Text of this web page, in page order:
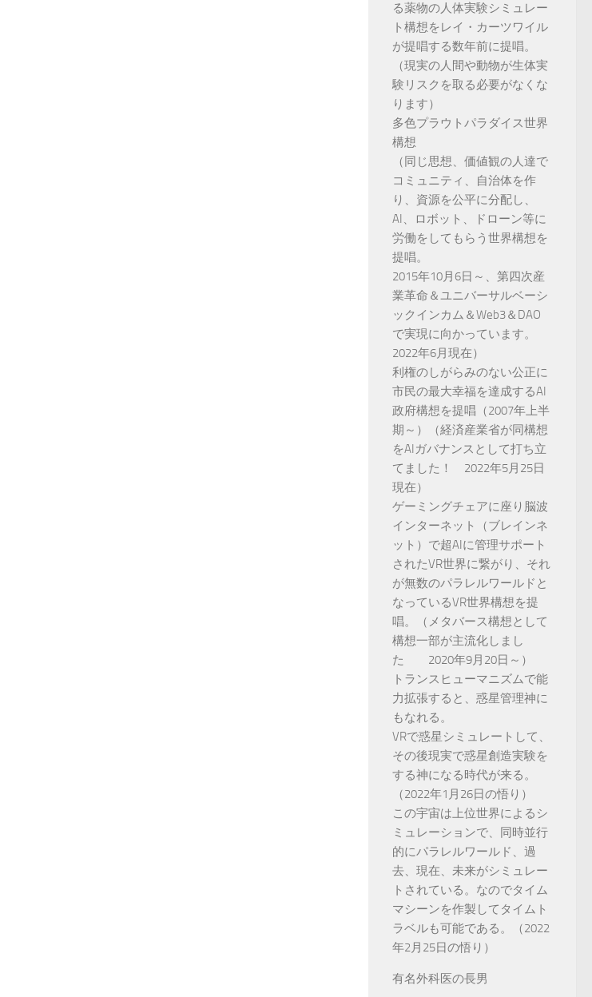
る薬物の人体実験シミュレー
ト構想をレイ・カーツワイル
が提唱する数年前に提唱。
（現実の人間や動物が生体実
験リスクを取る必要がなくな
ります）
多色プラウトパラダイス世界
構想
（同じ思想、価値観の人達で
コミュニティ、自治体を作
り、資源を公平に分配し、
AI、ロボット、ドローン等に
労働をしてもらう世界構想を
提唱。
2015年10月6日～、第四次産
業革命＆ユニバーサルベーシ
ックインカム＆Web3＆DAO
で実現に向かっています。
2022年6月現在）
利権のしがらみのない公正に
市民の最大幸福を達成するAI
政府構想を提唱（2007年上半
期～）（経済産業省が同構想
をAIガバナンスとして打ち立
てました！ 2022年5月25日
現在）
ゲーミングチェアに座り脳波
インターネット（ブレインネ
ット）で超AIに管理サポート
されたVR世界に繋がり、それ
が無数のパラレルワールドと
なっているVR世界構想を提
唱。（メタバース構想として
構想一部が主流化しまし
た 2020年9月20日～）
トランスヒューマニズムで能
力拡張すると、惑星管理神に
もなれる。
VRで惑星シミュレートして、
その後現実で惑星創造実験を
する神になる時代が来る。
（2022年1月26日の悟り）
この宇宙は上位世界によるシ
ミュレーションで、同時並行
的にパラレルワールド、過
去、現在、未来がシミュレー
トされている。なのでタイム
マシーンを作製してタイムト
ラベルも可能である。（2022
年2月25日の悟り）
有名外科医の長男